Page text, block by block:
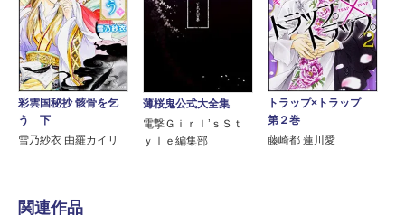
彩雲国秘抄 骸骨を乞
う 下
雪乃紗衣 由羅カイリ
薄桜鬼公式大全集
電撃Ｇｉｒｌ’ｓＳｔ
ｙｌｅ編集部
トラップ×トラップ
第２巻
藤崎都 蓮川愛
関連作品